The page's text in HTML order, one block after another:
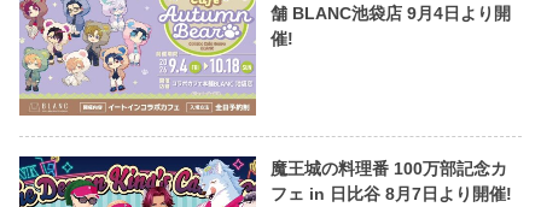
舗 BLANC池袋店 9月4日より開
催!
魔王城の料理番 100万部記念カ
フェ in 日比谷 8月7日より開催!